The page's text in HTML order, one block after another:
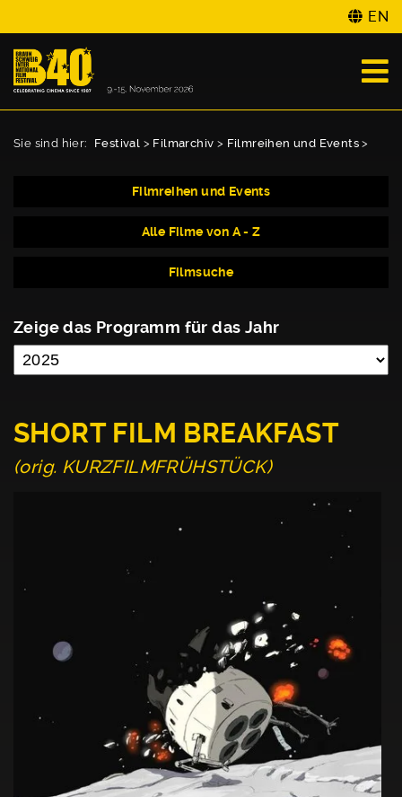
EN
Sie sind hier: Festival > Filmarchiv > Filmreihen und Events >
Filmreihen und Events
Alle Filme von A - Z
Filmsuche
Zeige das Programm für das Jahr
SHORT FILM BREAKFAST
(orig. KURZFILMFRÜHSTÜCK)